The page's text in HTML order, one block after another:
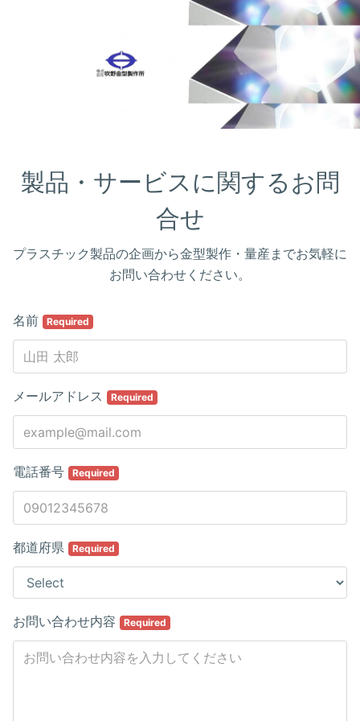
製品・サービスに関するお問
合せ
プラスチック製品の企画から金型製作・量産までお気軽に
お問い合わせください。
名前 Required
メールアドレス Required
電話番号 Required
都道府県 Required
お問い合わせ内容 Required